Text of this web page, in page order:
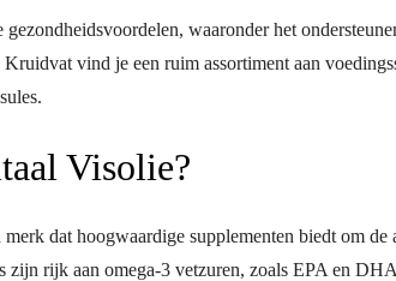
waaronder het
vind je een ruim assortiment aan
Visolie?
dat hoogwaardige supplementen biedt om de
zijn rijk aan omega-3 vetzuren, zoals EPA en